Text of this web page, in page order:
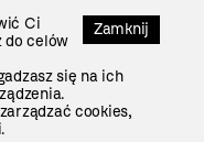
Zamknij
Ci
do celów
się na ich
cookies,